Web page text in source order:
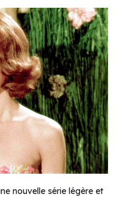
nouvelle série légère et